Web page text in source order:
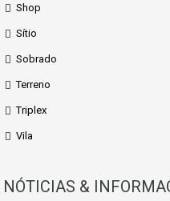
Shop
Sítio
Sobrado
Terreno
Triplex
Vila
NÓTICIAS &